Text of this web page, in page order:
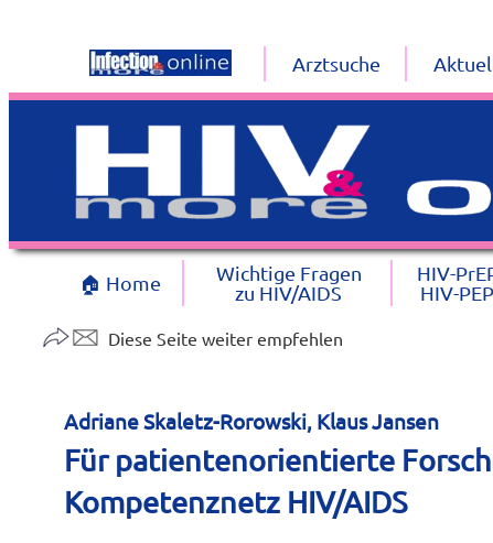
Adriane Skaletz-Rorowski, Klaus Jansen
Für patientenorientierte
Kompetenznetz HIV/AIDS
Arztsuche
🏠 Home
Wichtige Fragen
zu HIV/AIDS
HIV-
HIV-PEP
Diese Seite weiter empfehlen